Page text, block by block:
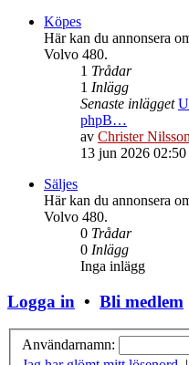
Köpes
Här kan du annonsera
Volvo 480.
1 Trådar
1 Inlägg
Senaste inlägget
phpB…
av Christer Nilsson
13 jun 2026 02:50
Säljes
Här kan du annonsera
Volvo 480.
0 Trådar
0 Inlägg
Inga inlägg
Logga in • Bli medlem
Användarnamn: